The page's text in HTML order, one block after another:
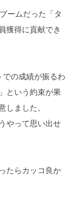
ームだった「タ
獲得に貢献でき
の成績が振るわ
という約束が果
しました。
やって思い出せ
たらカッコ良か